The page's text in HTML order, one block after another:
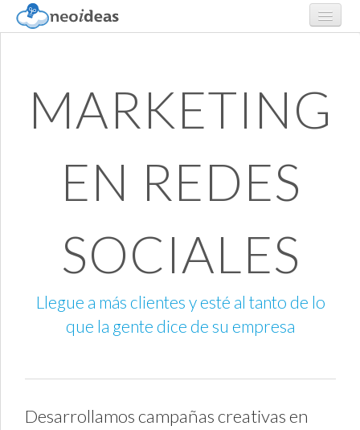
PORTAFOLIO
CONTACTO
MARKETING
EN REDES
SOCIALES
Llegue a más clientes y esté al tanto de lo
que la gente dice de su empresa
Desarrollamos campañas creativas en